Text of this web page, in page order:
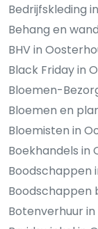
Bedrijfskleding
Behang en
BHV in
Black Friday in
Bloemen-
Bloemen en
Bloemisten in
Boekhandels in
Boodschappen
Boodschappen
Botenverhuur